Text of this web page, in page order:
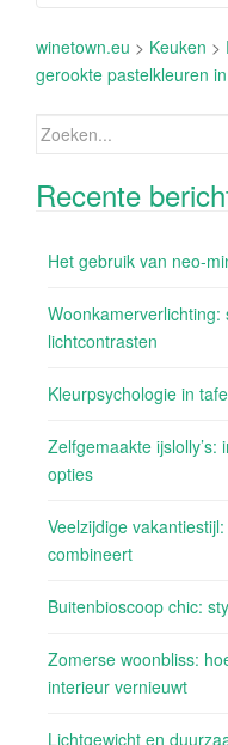
winetown.eu > Keuken >
gerookte pastelkleuren
Zoeken
Recente
Het gebruik van neo-
Woonkamerverlichting:
lichtcontrasten
Kleurpsychologie in
Zelfgemaakte
opties
Veelzijdige
combineert
Buitenbioscoop chic:
Zomerse woonbliss:
interieur vernieuwt
Lichtgewicht en